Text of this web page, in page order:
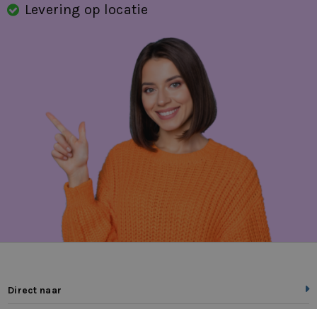
Levering op locatie
Direct naar